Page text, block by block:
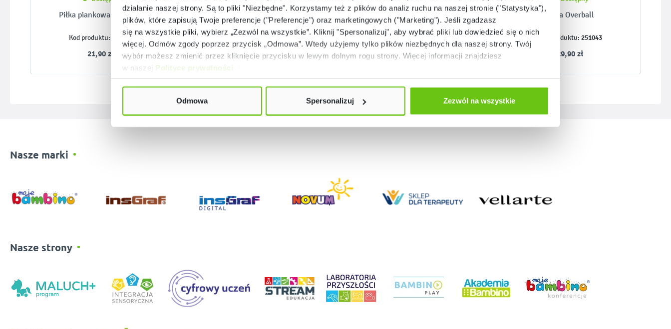
działanie naszej strony. Są to pliki "Niezbędne". Korzystamy też z plików do analiz ruchu na naszej stronie ("Statystyka"),
plików, które zapisują Twoje preferencje ("Preferencje") oraz marketingowych ("Marketing"). Jeśli zgadzasz
się na wszystkie pliki, wybierz „Zezwól na wszystkie”. Kliknij "Spersonalizuj", aby wybrać pliki lub dowiedzieć się o nich
więcej. Odmów zgody poprzez przycisk „Odmowa”. Wtedy użyjemy tylko plików niezbędnych dla naszej strony. Twój
wybór możesz zmienić przez kliknięcie przycisku w lewym dolnym rogu strony. Więcej informacji znajdziesz
w naszej Polityce prywatności
Odmowa Spersonalizuj Zezwól na wszystkie
Piłka piankowa śr. 12 cm
Kod produktu: 077003
21,90 zł
Sensoryczna piłka fasolka 50 cm
– MED
Kod produktu:251005
269,90 zł
MED
Kod produktu:251006
389,90 zł
Piłka Overball
Kod produktu: 251043
29,90 zł
Nasze marki
Nasze strony